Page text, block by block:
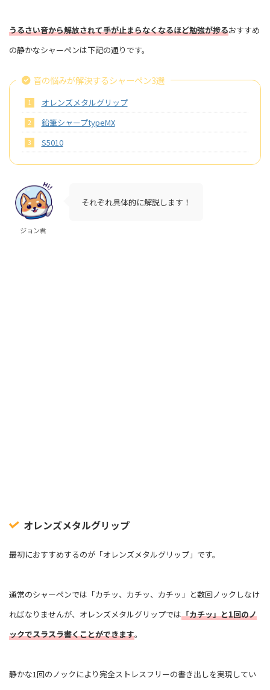
うるさい音から解放されて手が止まらなくなるほど勉強が捗るおすすめ
の静かなシャーペンは下記の通りです。
音の悩みが解決するシャーペン3選
オレンズメタルグリップ
鉛筆シャープtypeMX
S5010
ジョン君
それぞれ具体的に解説します！
オレンズメタルグリップ
最初におすすめするのが「オレンズメタルグリップ」です。
通常のシャーペンでは「カチッ、カチッ、カチッ」と数回ノックしなけ
ればなりませんが、オレンズメタルグリップでは「カチッ」と1回のノ
ックでスラスラ書くことができます。
静かな1回のノックにより完全ストレスフリーの書き出しを実現してい